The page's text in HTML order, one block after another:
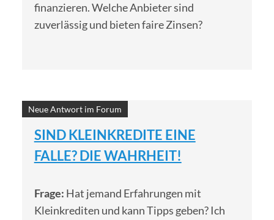
finanzieren. Welche Anbieter sind
zuverlässig und bieten faire Zinsen?
Neue Antwort im Forum
SIND KLEINKREDITE EINE
FALLE? DIE WAHRHEIT!
Frage: Hat jemand Erfahrungen mit
Kleinkrediten und kann Tipps geben? Ich